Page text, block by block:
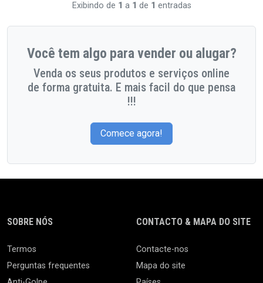
Exibindo de 1 a 1 de 1 entradas
Você tem algo para vender ou alugar?
Venda os seus produtos e serviços online
de forma gratuita. E mais facil do que pensa
!!!
Comece agora!
SOBRE NÓS
Termos
Perguntas frequentes
CONTACTO & MAPA DO SITE
Contacte-nos
Mapa do site